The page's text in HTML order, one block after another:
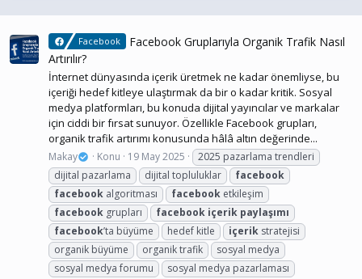
Facebook
Facebook Gruplarıyla Organik Trafik Nasıl
Artırılır?
İnternet dünyasında içerik üretmek ne kadar önemliyse, bu
içeriği hedef kitleye ulaştırmak da bir o kadar kritik. Sosyal
medya platformları, bu konuda dijital yayıncılar ve markalar
için ciddi bir fırsat sunuyor. Özellikle Facebook grupları,
organik trafik artırımı konusunda hâlâ altın değerinde...
Makay Konu 19 May 2025
2025 pazarlama trendleri
dijital pazarlama
dijital topluluklar
facebook
facebook algoritması facebook etkileşim
facebook grupları facebook içerik paylaşımı
facebook’ta büyüme hedef kitle içerik stratejisi
organik büyüme
organik trafik
sosyal medya
sosyal medya forumu
sosyal medya pazarlaması